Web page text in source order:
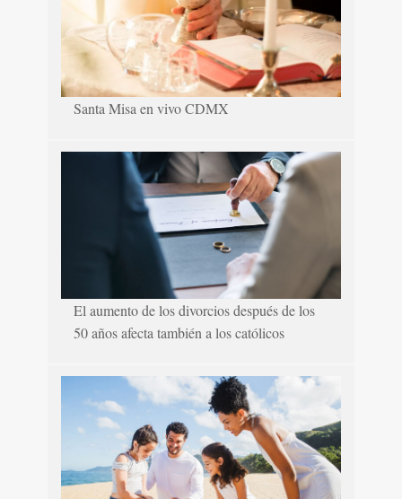
Santa Misa en vivo CDMX
El aumento de los divorcios después de los
50 años afecta también a los católicos